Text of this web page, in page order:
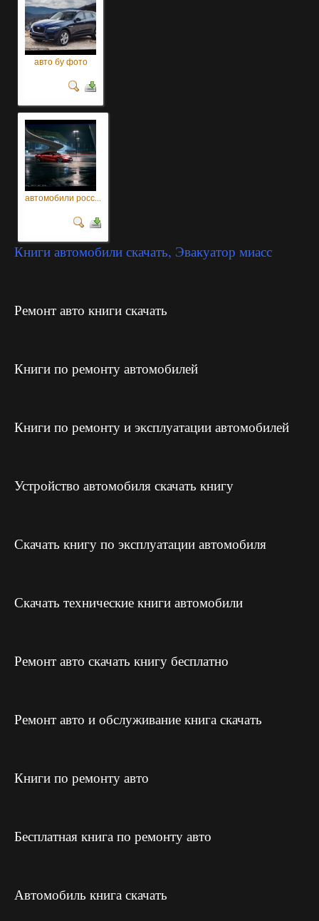
авто бу фото
автомобили росс...
Книги автомобили скачать, Эвакуатор миасс
Ремонт авто книги скачать
Книги по ремонту автомобилей
Книги по ремонту и эксплуатации автомобилей
Устройство автомобиля скачать книгу
Скачать книгу по эксплуатации автомобиля
Скачать технические книги автомобили
Ремонт авто скачать книгу бесплатно
Ремонт авто и обслуживание книга скачать
Книги по ремонту авто
Бесплатная книга по ремонту авто
Автомобиль книга скачать